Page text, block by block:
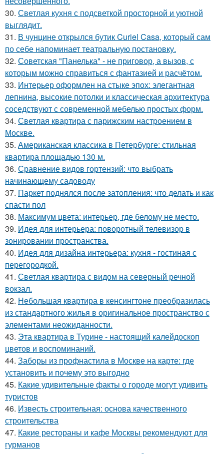
30. Светлая кухня с подсветкой просторной и уютной
выглядит.
31. В чунцине открылся бутик Curiel Casa, который сам
по себе напоминает театральную постановку.
32. Советская "Панелька" - не приговор, а вызов, с
которым можно справиться с фантазией и расчётом.
33. Интерьер оформлен на стыке эпох: элегантная
лепнина, высокие потолки и классическая архитектура
соседствуют с современной мебелью простых форм.
34. Светлая квартира с парижским настроением в
Москве.
35. Американская классика в Петербурге: стильная
квартира площадью 130 м.
36. Сравнение видов гортензий: что выбрать
начинающему садоводу
37. Паркет поднялся после затопления: что делать и как
спасти пол
38. Максимум цвета: интерьер, где белому не место.
39. Идея для интерьера: поворотный телевизор в
зонировании пространства.
40. Идея для дизайна интерьера: кухня - гостиная с
перегородкой.
41. Светлая квартира с видом на северный речной
вокзал.
42. Небольшая квартира в кенсингтоне преобразилась
из стандартного жилья в оригинальное пространство с
элементами неожиданности.
43. Эта квартира в Турине - настоящий калейдоскоп
цветов и воспоминаний.
44. Заборы из профнастила в Москве на карте: где
установить и почему это выгодно
45. Какие удивительные факты о городе могут удивить
туристов
46. Известь строительная: основа качественного
строительства
47. Какие рестораны и кафе Москвы рекомендуют для
гурманов